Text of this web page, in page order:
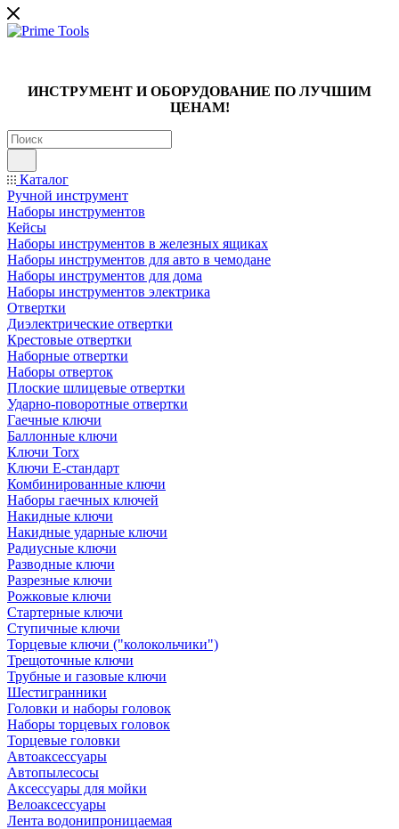
ИНСТРУМЕНТ И ОБОРУДОВАНИЕ ПО ЛУЧШИМ
ЦЕНАМ!
Каталог
Ручной инструмент
Наборы инструментов
Кейсы
Наборы инструментов в железных ящиках
Наборы инструментов для авто в чемодане
Наборы инструментов для дома
Наборы инструментов электрика
Отвертки
Диэлектрические отвертки
Крестовые отвертки
Наборные отвертки
Наборы отверток
Плоские шлицевые отвертки
Ударно-поворотные отвертки
Гаечные ключи
Баллонные ключи
Ключи Torx
Ключи Е-стандарт
Комбинированные ключи
Наборы гаечных ключей
Накидные ключи
Накидные ударные ключи
Радиусные ключи
Разводные ключи
Разрезные ключи
Рожковые ключи
Стартерные ключи
Ступичные ключи
Торцевые ключи ("колокольчики")
Трещоточные ключи
Трубные и газовые ключи
Шестигранники
Головки и наборы головок
Наборы торцевых головок
Торцевые головки
Автоаксессуары
Автопылесосы
Аксессуары для мойки
Велоаксессуары
Лента водонипроницаемая